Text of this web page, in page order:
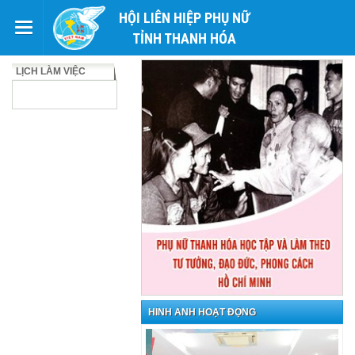
HỘI LIÊN HIỆP PHỤ NỮ
TỈNH THANH HÓA
LỊCH LÀM VIỆC
HÌNH ẢNH HOẠT ĐỘNG